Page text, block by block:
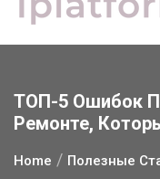
ТОП-5 Ошибок
Ремонте,
Home Полезные